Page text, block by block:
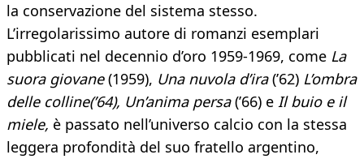
la conservazione del sistema stesso.
L’irregolarissimo autore di romanzi esemplari
pubblicati nel decennio d’oro 1959-1969, come La
suora giovane(1959), Una nuvola d’ira(’62) L’ombra
delle colline(’64), Un’anima persa(’66) e Il buio e il
miele, è passato nell’universo calcio con la stessa
leggera profondità del suo fratello argentino,